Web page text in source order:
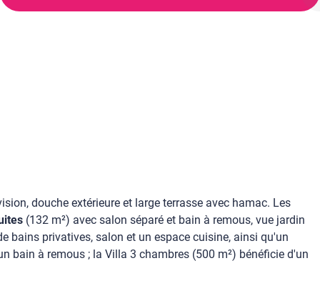
douche extérieure et large terrasse avec hamac. Les
(132 m²) avec salon séparé et bain à remous, vue jardin
bains privatives, salon et un espace cuisine, ainsi qu'un
bain à remous ; la Villa 3 chambres (500 m²) bénéficie d'un